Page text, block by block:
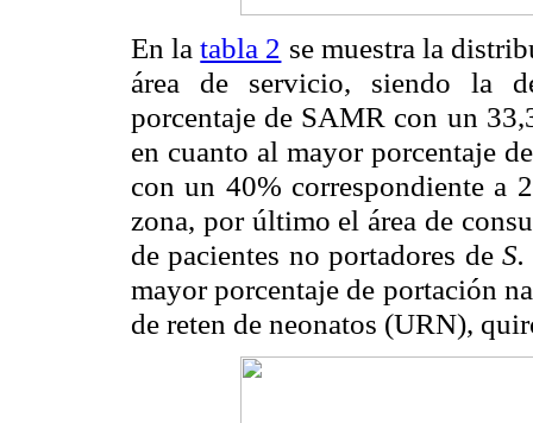
En latabla 2 se muestra la
área de servicio, siendo la
porcentaje de SAMR con un
en cuanto al mayor porcentaje
con un 40% correspondiente a
zona, por último el área de
de pacientes no portadores de
mayor porcentaje de portación
de reten de neonatos (URN),